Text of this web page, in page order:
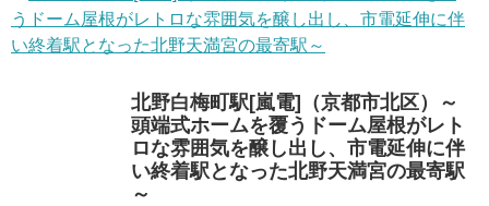
北野白梅町駅[嵐電]（京都市北区）～
頭端式ホームを覆うドーム屋根がレト
ロな雰囲気を醸し出し、市電延伸に伴
い終着駅となった北野天満宮の最寄駅
～